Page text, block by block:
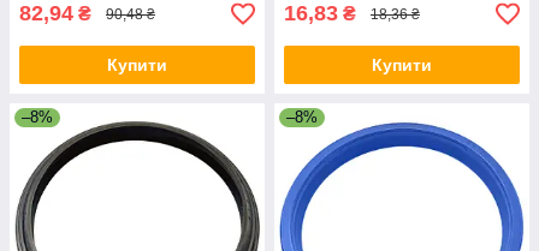
82,94 ₴ 90,48 ₴
Купити
16,83 ₴ 18,36 ₴
Купити
–8% –8%